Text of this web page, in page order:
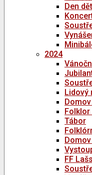
Den
2024
Lidový
Folklor
Tábor
FF